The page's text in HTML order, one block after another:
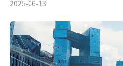
2025-06-13